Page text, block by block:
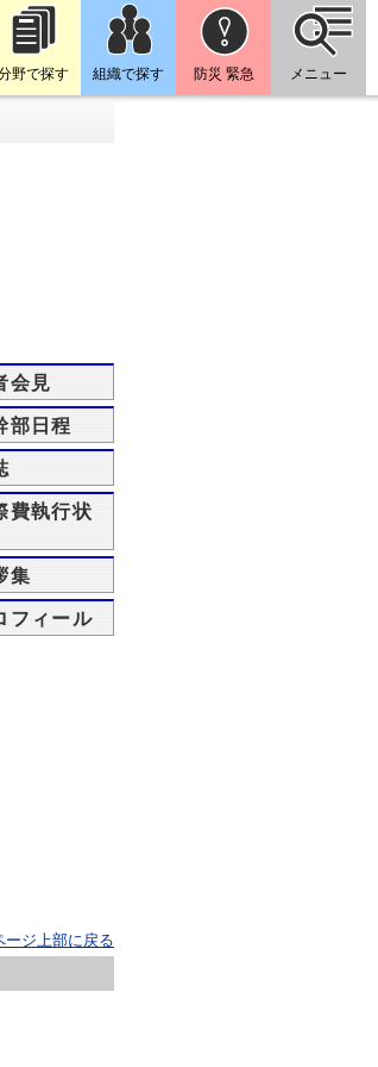
野で探す 組織で探す 防災 緊急 メニュー
会見
部日程
費執行状
集
フィール
ジ上部に戻る